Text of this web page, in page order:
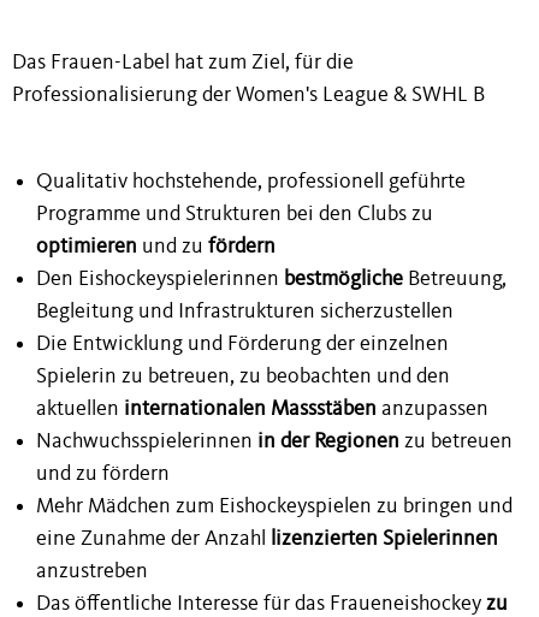
Das Frauen-Label hat zum Ziel, für die
Professionalisierung der Women's League & SWHL B
Qualitativ hochstehende, professionell geführte
Programme und Strukturen bei den Clubs zu
optimieren und zu fördern
Den Eishockeyspielerinnen bestmögliche Betreuung,
Begleitung und Infrastrukturen sicherzustellen
Die Entwicklung und Förderung der einzelnen
Spielerin zu betreuen, zu beobachten und den
aktuellen internationalen Massstäben anzupassen
Nachwuchsspielerinnen in der Regionen zu betreuen
und zu fördern
Mehr Mädchen zum Eishockeyspielen zu bringen und
eine Zunahme der Anzahl
lizenzierten Spielerinnen
anzustreben
Das öffentliche Interesse für das Fraueneishockey zu